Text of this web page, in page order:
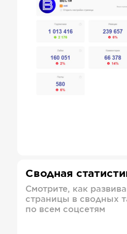
Сводная
Смотрите, как
страницы в сводных
по всем соцсетям